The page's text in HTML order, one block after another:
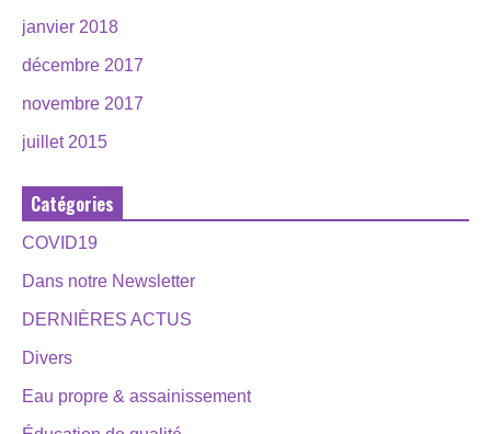
janvier 2018
décembre 2017
novembre 2017
juillet 2015
Catégories
COVID19
Dans notre Newsletter
DERNIÈRES ACTUS
Divers
Eau propre & assainissement